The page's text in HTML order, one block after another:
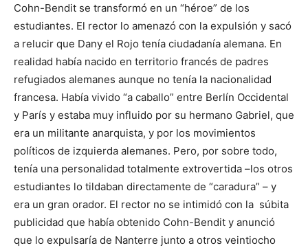
Cohn-Bendit se transformó en un “héroe” de los
estudiantes. El rector lo amenazó con la expulsión y sacó
a relucir que Dany el Rojo tenía ciudadanía alemana. En
realidad había nacido en territorio francés de padres
refugiados alemanes aunque no tenía la nacionalidad
francesa. Había vivido “a caballo” entre Berlín Occidental
y París y estaba muy influido por su hermano Gabriel, que
era un militante anarquista, y por los movimientos
políticos de izquierda alemanes. Pero, por sobre todo,
tenía una personalidad totalmente extrovertida –los otros
estudiantes lo tildaban directamente de “caradura” – y
era un gran orador. El rector no se intimidó con la súbita
publicidad que había obtenido Cohn-Bendit y anunció
que lo expulsaría de Nanterre junto a otros veintiocho